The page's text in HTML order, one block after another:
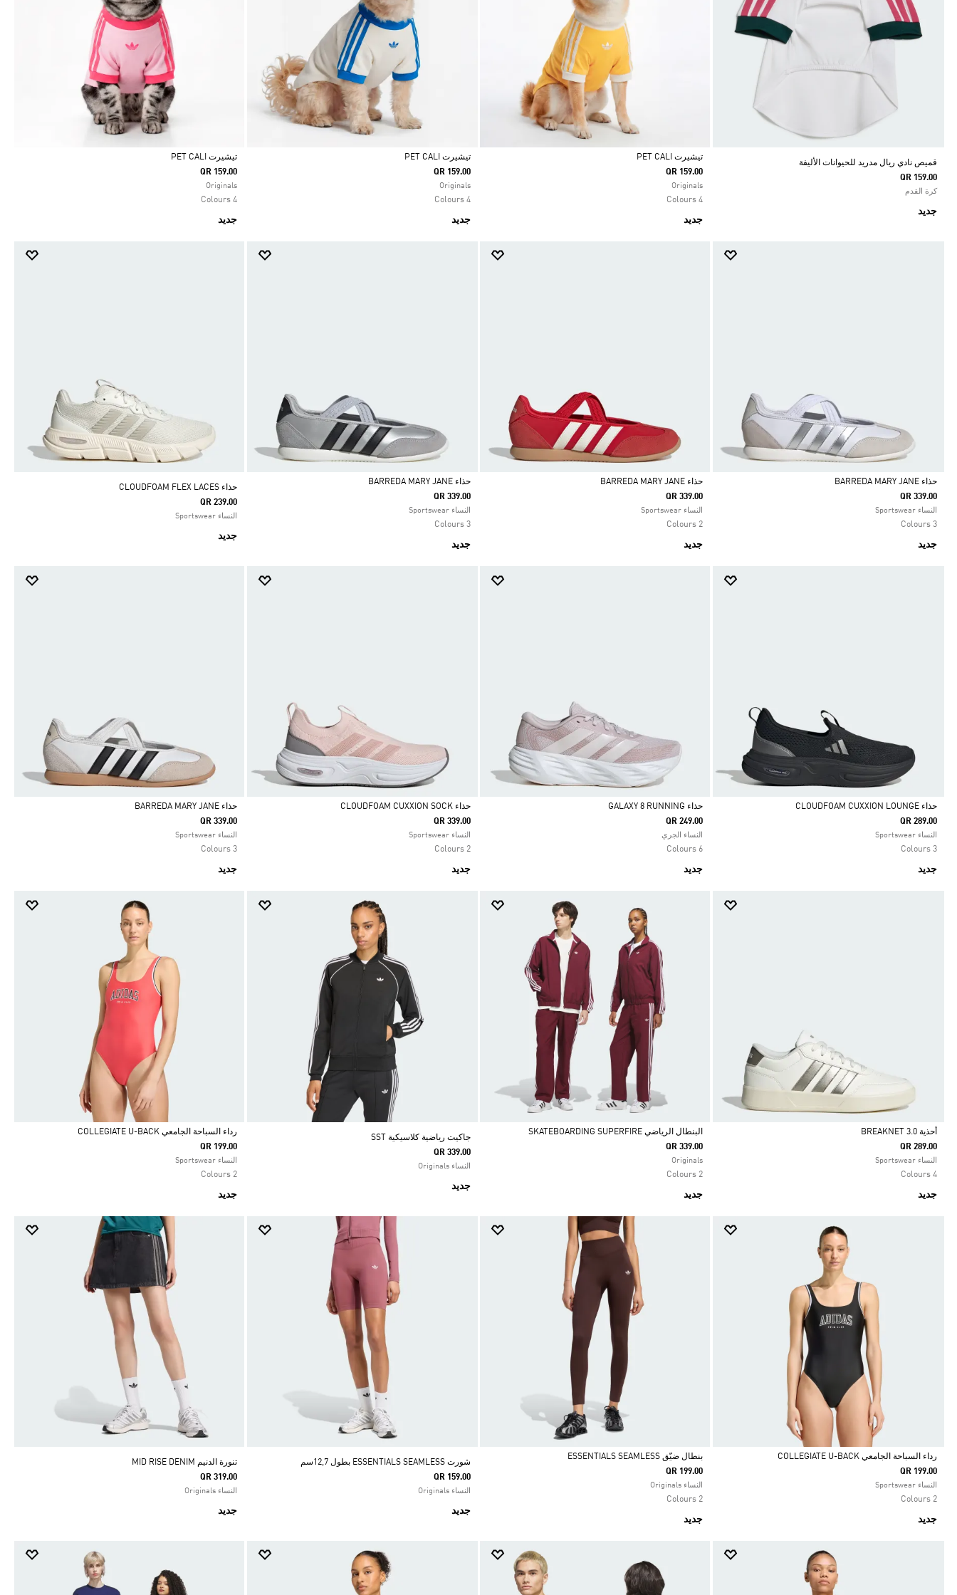
قميص نادي ريال مدريد للحيوانات الأليفة
QR 159.00
كرة القدم
جديد
Selected
تيشيرت PET CALI
QR 159.00
Originals
4 Colours
جديد
Selected
تيشيرت PET CALI
QR 159.00
Originals
4 Colours
جديد
Selected
تيشيرت PET CALI
QR 159.00
Originals
4 Colours
جديد
Selected
حذاء BARREDA MARY JANE
QR 339.00
النساء Sportswear
3 Colours
جديد
Selected
حذاء BARREDA MARY JANE
QR 339.00
النساء Sportswear
2 Colours
جديد
Selected
حذاء BARREDA MARY JANE
QR 339.00
النساء Sportswear
3 Colours
جديد
حذاء ‏CLOUDFOAM FLEX LACES
QR 239.00
النساء Sportswear
جديد
Selected
حذاء CLOUDFOAM CUXXION LOUNGE
QR 289.00
النساء Sportswear
3 Colours
جديد
Selected
حذاء GALAXY 8 RUNNING
QR 249.00
النساء الجري
6 Colours
جديد
Selected
حذاء CLOUDFOAM CUXXION SOCK
QR 339.00
النساء Sportswear
2 Colours
جديد
Selected
حذاء BARREDA MARY JANE
QR 339.00
النساء Sportswear
3 Colours
جديد
Selected
أحذية BREAKNET 3.0
QR 289.00
النساء Sportswear
4 Colours
جديد
Selected
البنطال الرياضي SKATEBOARDING SUPERFIRE
QR 339.00
Originals
2 Colours
جديد
جاكيت رياضية كلاسيكية SST
QR 339.00
النساء Originals
جديد
Selected
رداء السباحة الجامعي COLLEGIATE U-BACK
QR 199.00
النساء Sportswear
2 Colours
جديد
Selected
رداء السباحة الجامعي COLLEGIATE U-BACK
QR 199.00
النساء Sportswear
2 Colours
جديد
Selected
بنطال ضيّق ESSENTIALS SEAMLESS
QR 199.00
النساء Originals
2 Colours
جديد
شورت ESSENTIALS SEAMLESS بطول 12,7سم
QR 159.00
النساء Originals
جديد
تنورة الدنيم MID RISE DENIM
QR 319.00
النساء Originals
جديد